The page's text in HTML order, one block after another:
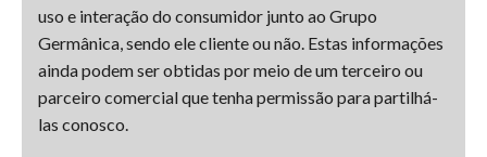
uso e interação do consumidor junto ao Grupo
Germânica, sendo ele cliente ou não. Estas informações
ainda podem ser obtidas por meio de um terceiro ou
parceiro comercial que tenha permissão para partilhá-
las conosco.